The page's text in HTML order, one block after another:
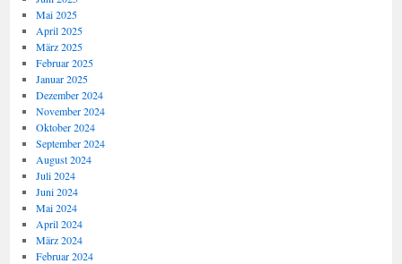
Mai 2025
April 2025
März 2025
Februar 2025
Januar 2025
Dezember 2024
November 2024
Oktober 2024
September 2024
August 2024
Juli 2024
Juni 2024
Mai 2024
April 2024
März 2024
Februar 2024